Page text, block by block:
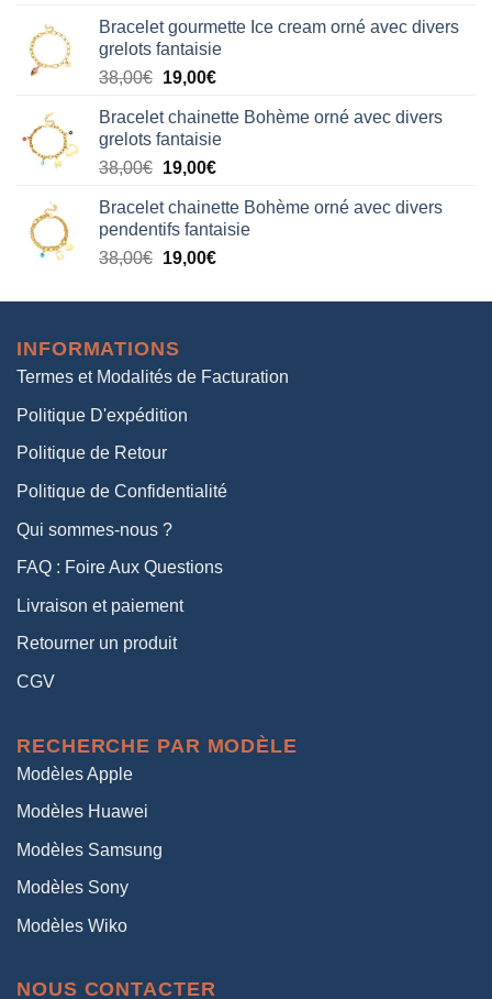
initial
était :
38,00€.
actuel
est :
19,00€.
Bracelet gourmette Ice cream orné avec divers
grelots fantaisie
38,00€ Le
initial
était :
38,00€.
19,00€Le
actuel
est :
19,00€.
Bracelet chainette Bohème orné avec divers
grelots fantaisie
38,00€ Le
initial
était :
38,00€.
19,00€Le
actuel
est :
19,00€.
Bracelet chainette Bohème orné avec divers
pendentifs fantaisie
38,00€ Le
initial
38,00€.
19,00€Le
actuel
INFORMATIONS
Termes et Modalités de Facturation
Politique D'expédition
Politique de Retour
Politique de Confidentialité
Qui sommes-nous ?
FAQ : Foire Aux Questions
Livraison et paiement
Retourner un produit
CGV
RECHERCHE PAR MODÈLE
Modèles Apple
Modèles Huawei
Modèles Samsung
Modèles Sony
Modèles Wiko
NOUS CONTACTER